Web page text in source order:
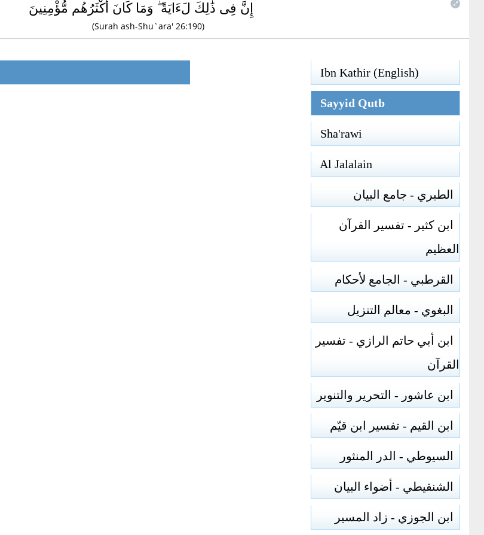
إِنَّ فِى ذَٰلِكَ لَءَايَةً ۖ وَمَا كَانَ أَكْثَرُهُم مُّؤْمِنِينَ
(Surah ash-Shu`ara' 26:190)
Ibn Kathir (English)
Sayyid Qutb
Sha'rawi
Al Jalalain
الطبري - جامع البيان
ابن كثير - تفسير القرآن
العظيم
القرطبي - الجامع لأحكام
البغوي - معالم التنزيل
ابن أبي حاتم الرازي - تفسير
القرآن
ابن عاشور - التحرير والتنوير
ابن القيم - تفسير ابن قيّم
السيوطي - الدر المنثور
الشنقيطي - أضواء البيان
ابن الجوزي - زاد المسير